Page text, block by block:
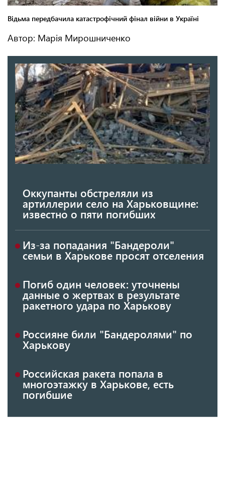
Автор: Марія Мирошниченко
Оккупанты обстреляли из
артиллерии село на Харьковщине:
известно о пяти погибших
Из-за попадания "Бандероли"
семьи в Харькове просят отселения
Погиб один человек: уточнены
данные о жертвах в результате
ракетного удара по Харькову
Россияне били "Бандеролями" по
Харькову
Российская ракета попала в
многоэтажку в Харькове, есть
погибшие